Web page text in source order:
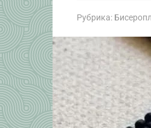
Рубрика: